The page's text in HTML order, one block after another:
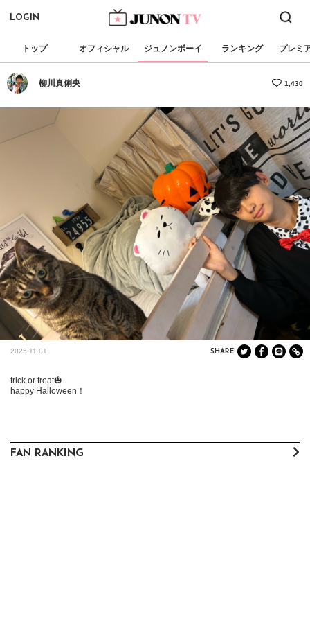
LOGIN
トップ オフィシャル ジュノンボーイ ランキング プレミ
柳川真俐央 1,430
2025.11.01 SHARE
trick or treat🎃
happy Halloween！
FAN RANKING